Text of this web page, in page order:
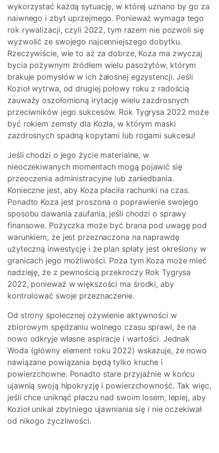
wykorzystać każdą sytuację, w której uznano by go za
naiwnego i zbyt uprzejmego. Ponieważ wymaga tego
rok rywalizacji, czyli 2022, tym razem nie pozwoli się
wyzwolić ze swojego najcenniejszego dobytku.
Rzeczywiście, wie to aż za dobrze, Koza ma zwyczaj
bycia pożywnym źródłem wielu pasożytów, którym
brakuje pomysłów w ich żałosnej egzystencji. Jeśli
Kozioł wytrwa, od drugiej połowy roku z radością
zauważy oszołomioną irytację wielu zazdrosnych
przeciwników jego sukcesów. Rok Tygrysa 2022 może
być rokiem zemsty dla Kozła, w którym maski
zazdrosnych spadną kopytami lub rogami sukcesu!
Jeśli chodzi o jego życie materialne, w
nieoczekiwanych momentach mogą pojawić się
przeoczenia administracyjne lub zaniedbania.
Konieczne jest, aby Koza płaciła rachunki na czas.
Ponadto Koza jest proszona o poprawienie swojego
sposobu dawania zaufania, jeśli chodzi o sprawy
finansowe. Pożyczka może być brana pod uwagę pod
warunkiem, że jest przeznaczona na naprawdę
użyteczną inwestycję i że plan spłaty jest określony w
granicach jego możliwości. Poza tym Koza może mieć
nadzieję, że z pewnością przekroczy Rok Tygrysa
2022, ponieważ w większości ma środki, aby
kontrolować swoje przeznaczenie.
Od strony społecznej ożywienie aktywności w
zbiorowym spędzaniu wolnego czasu sprawi, że na
nowo odkryje własne aspiracje i wartości. Jednak
Woda (główny element roku 2022) wskazuje, że nowo
nawiązane powiązania będą tylko kruche i
powierzchowne. Ponadto stare przyjaźnie w końcu
ujawnią swoją hipokryzję i powierzchowność. Tak więc,
jeśli chce uniknąć płaczu nad swoim losem, lepiej, aby
Kozioł unikał zbytniego ujawniania się i nie oczekiwał
od nikogo życzliwości.